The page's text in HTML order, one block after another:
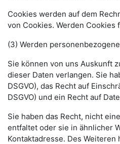
Cookies werden auf dem
von Cookies. Werden
(3) Werden
Sie können von uns Auskunft
dieser Daten verlangen. Sie
DSGVO), das Recht auf
DSGVO) und ein Recht auf
Sie haben das Recht, nicht
entfaltet oder sie in ähnlicher
Kontaktadresse. Des